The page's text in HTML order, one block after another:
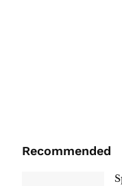
Recommended